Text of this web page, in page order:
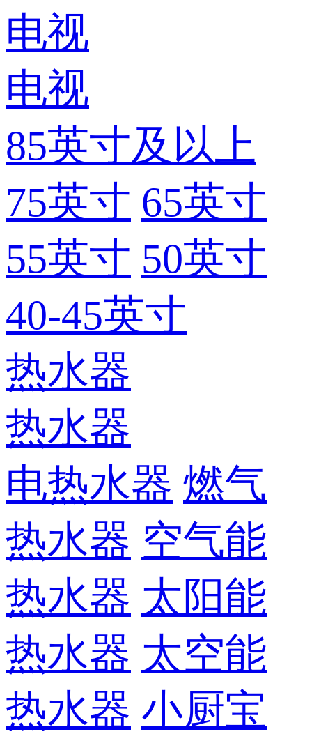
电视
电视
85英寸及以上
75英寸 65英寸
55英寸 50英寸
40-45英寸
热水器
热水器
电热水器 燃气
热水器 空气能
热水器 太阳能
热水器 太空能
热水器 小厨宝